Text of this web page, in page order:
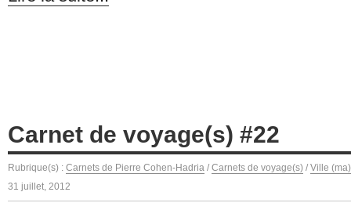
Carnet de voyage(s) #22
Rubrique(s) : Carnets de Pierre Cohen-Hadria / Carnets de voyage(s) / Ville
31 juillet, 2012